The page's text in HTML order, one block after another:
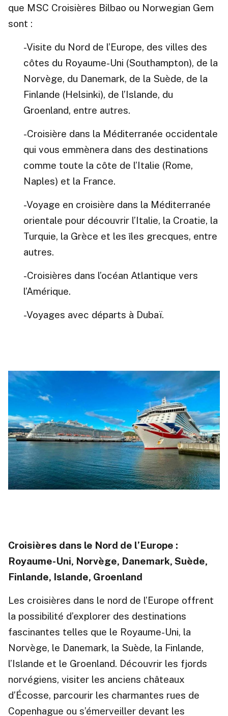
que MSC Croisières Bilbao ou Norwegian Gem
sont :
-Visite du Nord de l’Europe, des villes des
côtes du Royaume-Uni (Southampton), de la
Norvège, du Danemark, de la Suède, de la
Finlande (Helsinki), de l’Islande, du
Groenland, entre autres.
-Croisière dans la Méditerranée occidentale
qui vous emmènera dans des destinations
comme toute la côte de l’Italie (Rome,
Naples) et la France.
-Voyage en croisière dans la Méditerranée
orientale pour découvrir l’Italie, la Croatie, la
Turquie, la Grèce et les îles grecques, entre
autres.
-Croisières dans l’océan Atlantique vers
l’Amérique.
-Voyages avec départs à Dubaï.
Croisières dans le Nord de l’Europe :
Royaume-Uni, Norvège, Danemark, Suède,
Finlande, Islande, Groenland
Les croisières dans le nord de l’Europe offrent
la possibilité d’explorer des destinations
fascinantes telles que le Royaume-Uni, la
Norvège, le Danemark, la Suède, la Finlande,
l’Islande et le Groenland. Découvrir les fjords
norvégiens, visiter les anciens châteaux
d’Écosse, parcourir les charmantes rues de
Copenhague ou s’émerveiller devant les